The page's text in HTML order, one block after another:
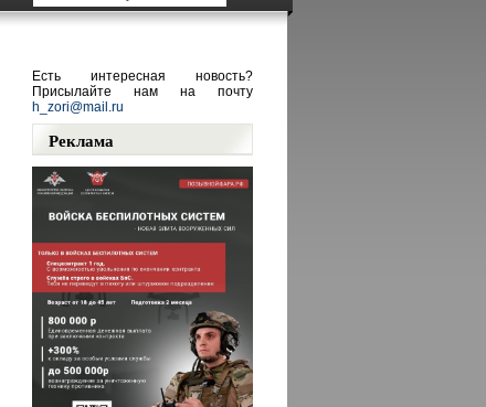
Есть интересная новость?
Присылайте нам на почту
h_zori@mail.ru
Реклама